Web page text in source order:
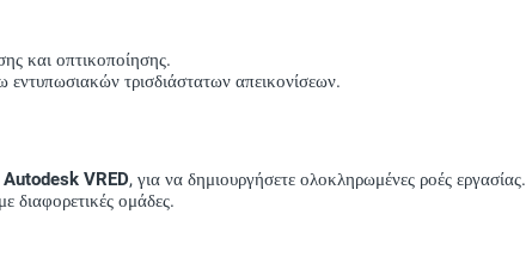
και οπτικοποίησης.
εντυπωσιακών τρισδιάστατων απεικονίσεων.
Autodesk VRED, για να δημιουργήσετε ολοκληρωμένες ροές εργασίας.
διαφορετικές ομάδες.